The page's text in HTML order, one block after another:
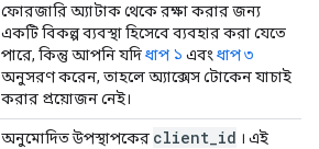
ফোরজারি অ্যাটাক থেকে রক্ষা করার জন্য
একটি বিকল্প ব্যবস্থা হিসেবে ব্যবহার করা যেতে
পারে, কিন্তু আপনি যদিধাপ ১ এবং ধাপ ৩
অনুসরণ করেন, তাহলে অ্যাক্সেস টোকেন যাচাই
করার প্রয়োজন নেই।
অনুমোদিত উপস্থাপকের client id । এই